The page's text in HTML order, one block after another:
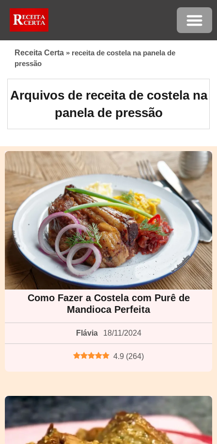
Receita Certa » receita de costela na panela de
pressão
Arquivos de receita de costela na
panela de pressão
Como Fazer a Costela com Purê de
Mandioca Perfeita
Flávia 18/11/2024
4.9 (264)